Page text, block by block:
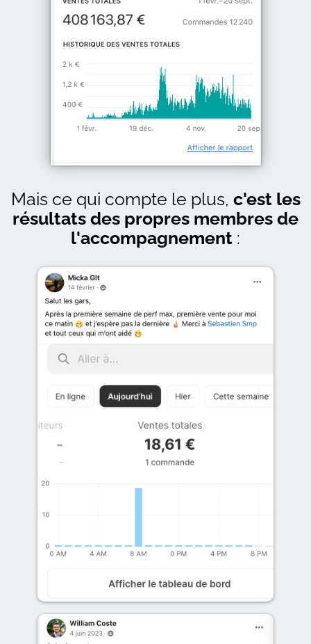
Mais ce qui compte le plus, c'est les
résultats des propres membres de
l'accompagnement :